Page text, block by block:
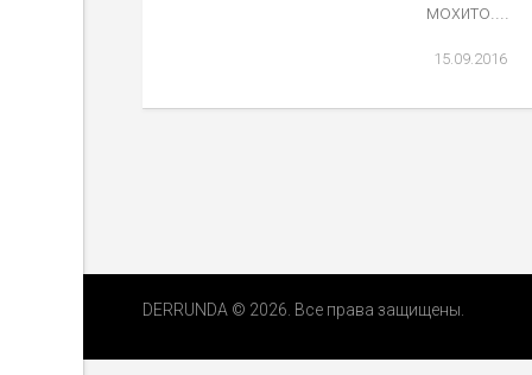
мохито....
15.09.2016
DERRUNDA © 2026. Все права защищены.